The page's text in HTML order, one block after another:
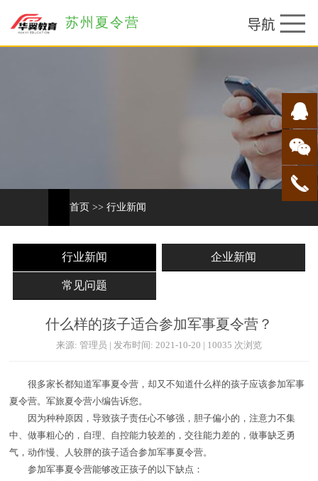
苏州夏令营
首页 >> 行业新闻
行业新闻 企业新闻
常见问题
什么样的孩子适合参加军事夏令营？
来源: 管理员 | 发布时间: 2021-10-20 | 10035 次浏览
很多家长都知道军事夏令营，却又不知道什么样的孩子应该参加军事
夏令营。军旅夏令营小编告诉您。
因为种种原因，导致孩子责任心不够强，胆子偏小的，注意力不集
中、做事粗心的，自理、自控能力较差的，交往能力差的，做事缺乏勇
气，动作慢、人较胖的孩子适合参加军事夏令营。
参加军事夏令营能够改正孩子的以下缺点：